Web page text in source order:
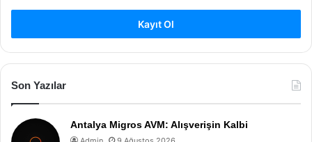
Kayıt Ol
Son Yazılar
Antalya Migros AVM: Alışverişin Kalbi